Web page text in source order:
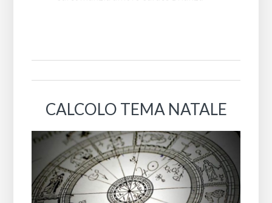
CALCOLO TEMA NATALE